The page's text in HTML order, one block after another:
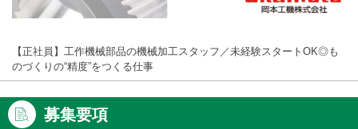
【正社員】工作機械部品の機械加工スタッフ／未経験スタートOK◎も
のづくりの“精度”をつくる仕事
募集要項